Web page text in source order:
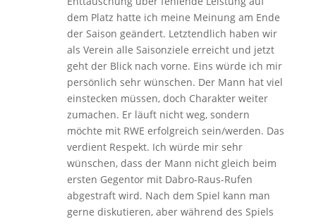
dem Platz hatte ich meine Meinung am Ende
der Saison geändert. Letztendlich haben wir
als Verein alle Saisonziele erreicht und jetzt
geht der Blick nach vorne. Eins würde ich mir
persönlich sehr wünschen. Der Mann hat viel
einstecken müssen, doch Charakter weiter
zumachen. Er läuft nicht weg, sondern
möchte mit RWE erfolgreich sein/werden. Das
verdient Respekt. Ich würde mir sehr
wünschen, dass der Mann nicht gleich beim
ersten Gegentor mit Dabro-Raus-Rufen
abgestraft wird. Nach dem Spiel kann man
gerne diskutieren, aber während des Spiels